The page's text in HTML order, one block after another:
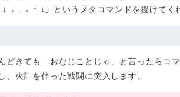
↓ ← → ↑ ↓」 というメタコマンドを授けてく
きても おなじことじゃ」と言ったらコ
、火計を伴った戦闘に突入します。